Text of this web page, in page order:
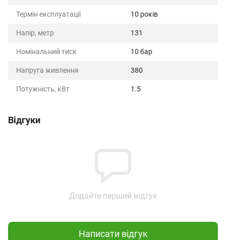
Термін експлуатації 10 років
Напір, метр 131
Номінальний тиск 10 бар
Напруга живлення 380
Потужність, кВт 1.5
Відгуки
Додайте перший відгук
Написати відгук